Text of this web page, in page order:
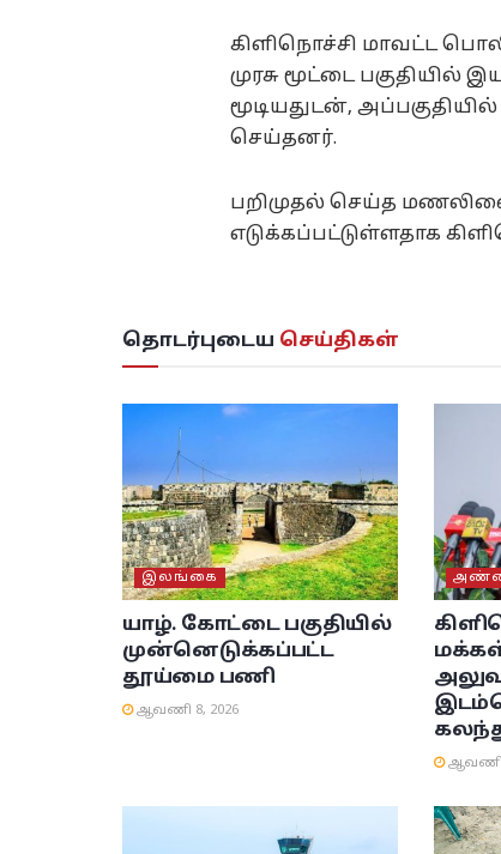
கிளிநொச்சி மாவட்ட
முரசு மூட்டை
மூடியதுடன்,
செய்தனர்.
பறிமுதல் செய்த
எடுக்கப்பட்டுள்ளதாக
தொடர்புடைய செய்திகள்
இலங்கை
யாழ். கோட்டை பகுதியில்
முன்னெடுக்கப்பட்ட
தூய்மை பணி
ஆவணி 8, 2026
ஆவணி